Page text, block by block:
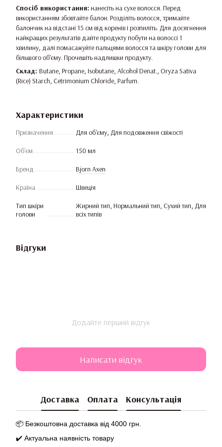
Спосіб використання: нанесіть на сухе волосся. Перед
використанням збовтайте балон. Розділіть волосся, тримайте
балончик на відстані 15 см від коренів і розпиліть. Для досягнення
найкращих результатів дайте продукту побути на волоссі 1
хвилину, далі помасажуйте пальцями волосся та шкіру голови для
більшого об’єму. Прочешіть надлишки продукту.
Склад: Butane, Propane, Isobutane, Alcohol Denat., Oryza Sativa
(Rice) Starch, Cetrimonium Chloride, Parfum.
Характеристики
Призначення Для об'єму, Для подовження свіжості
Об'єм 150 мл
Бренд Bjorn Axen
Країна Швеція
Тип шкіри
голови
Жирний тип, Нормальний тип, Сухий тип, Для
всіх типів
Відгуки
Додайте перший відгук
Написати відгук
Доставка Оплата Консультація
📦 Безкоштовна доставка від 4000 грн.
✔️ Актуальна наявність товару